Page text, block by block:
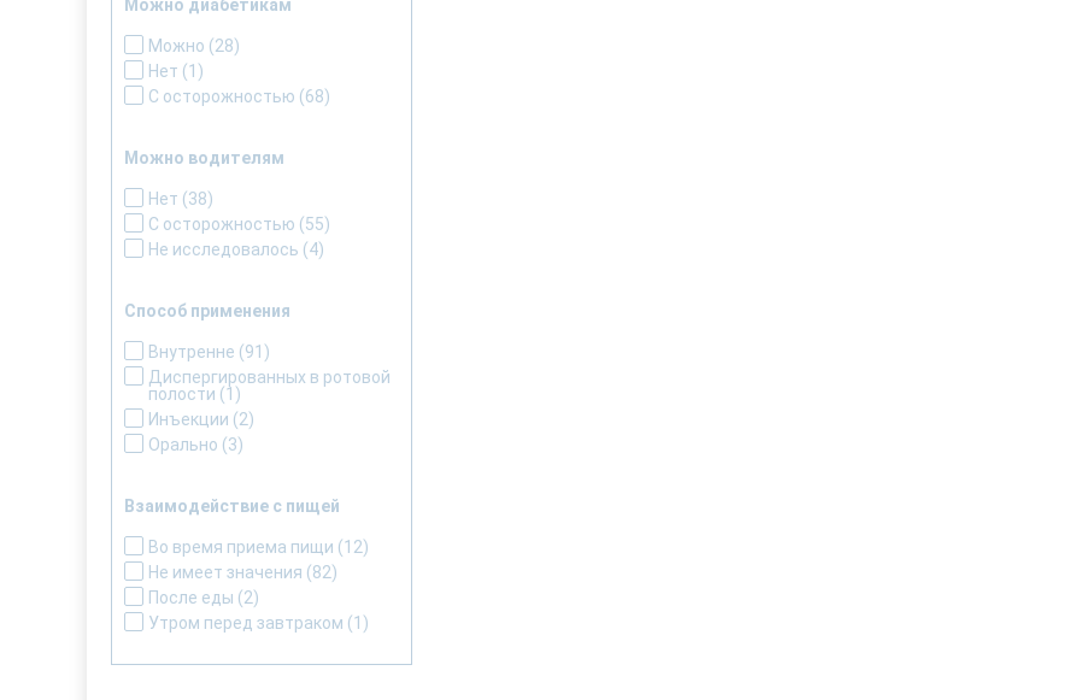
Можно диабетикам
Можно (28)
Нет (1)
С осторожностью (68)
Можно водителям
Нет (38)
С осторожностью (55)
Не исследовалось (4)
Способ применения
Внутренне (91)
Диспергированных в ротовой
полости (1)
Инъекции (2)
Орально (3)
Взаимодействие с пищей
Во время приема пищи (12)
Не имеет значения (82)
После еды (2)
Утром перед завтраком (1)